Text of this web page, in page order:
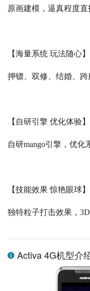
原画建模，逼真程度
【海量系统 玩法随心】
押镖、双修、结婚、
【自研引擎 优化体验】
自研mango引擎，优化
【技能效果 惊艳眼球】
独特粒子打击效果， 3D
Activa 4G机型介